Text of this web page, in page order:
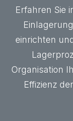
Erfahren Sie
einrichten
Organisation
Effizienz